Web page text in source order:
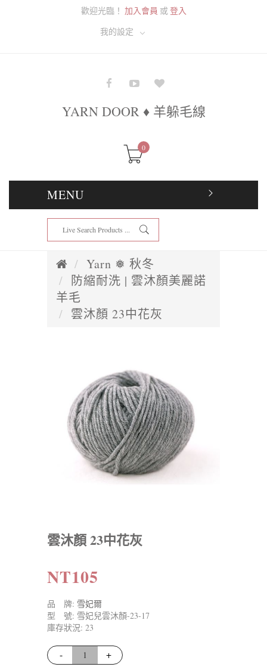
歡迎光臨！ 加入會員 或登入
我的設定
YARN DOOR ♦ 羊躲毛線
0
MENU
Yarn ❅ 秋冬
防縮耐洗 | 雲沐顏美麗諾
羊毛
雲沐顏 23中花灰
雲沐顏 23中花灰
NT105
品 牌: 雪妃爾
型 號: 雪妃兒雲沐顏-23-17
庫存狀況: 23
- +